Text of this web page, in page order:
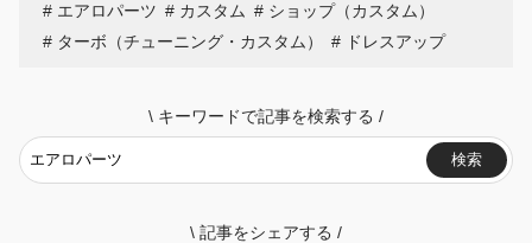
エアロパーツ
カスタム
ショップ（カスタム）
ターボ（チューニング・カスタム）
ドレスアップ
\ キーワードで記事を検索する /
検索
\ 記事をシェアする /